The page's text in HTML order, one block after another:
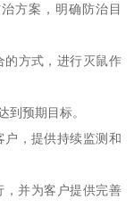
方案，明确防治目
的方式，进行灭鼠作
到预期目标。
户，提供持续监测和
，并为客户提供完善